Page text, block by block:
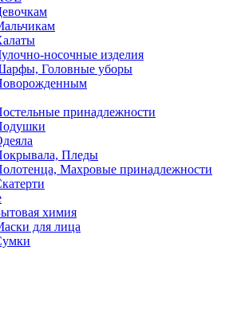
носочные изделия
Головные уборы
принадлежности
Пледы
Махровые принадлежности
химия
для лица